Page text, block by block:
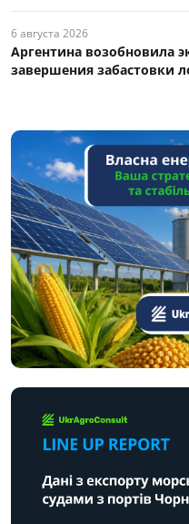
6 августа 2026
Аргентина возобновила
завершения забастовки